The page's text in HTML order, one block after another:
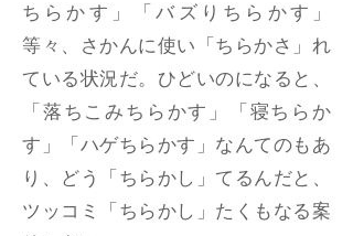
ちらかす」「バズりちらかす」
等々、さかんに使い「ちらかさ」れ
ている状況だ。ひどいのになると、
「落ちこみちらかす」「寝ちらか
す」「ハゲちらかす」なんてのもあ
り、どう「ちらかし」てるんだと、
ツッコミ「ちらかし」たくもなる案